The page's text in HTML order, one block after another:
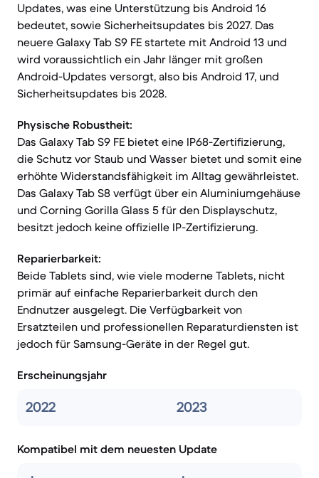
Updates, was eine Unterstützung bis Android 16
bedeutet, sowie Sicherheitsupdates bis 2027. Das
neuere Galaxy Tab S9 FE startete mit Android 13 und
wird voraussichtlich ein Jahr länger mit großen
Android-Updates versorgt, also bis Android 17, und
Sicherheitsupdates bis 2028.
Physische Robustheit:
Das Galaxy Tab S9 FE bietet eine IP68-Zertifizierung,
die Schutz vor Staub und Wasser bietet und somit eine
erhöhte Widerstandsfähigkeit im Alltag gewährleistet.
Das Galaxy Tab S8 verfügt über ein Aluminiumgehäuse
und Corning Gorilla Glass 5 für den Displayschutz,
besitzt jedoch keine offizielle IP-Zertifizierung.
Reparierbarkeit:
Beide Tablets sind, wie viele moderne Tablets, nicht
primär auf einfache Reparierbarkeit durch den
Endnutzer ausgelegt. Die Verfügbarkeit von
Ersatzteilen und professionellen Reparaturdiensten ist
jedoch für Samsung-Geräte in der Regel gut.
Erscheinungsjahr
2022 2023
Kompatibel mit dem neuesten Update